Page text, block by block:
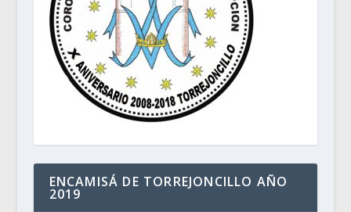
ENCAMISÁ DE TORREJONCILLO AÑO
2019